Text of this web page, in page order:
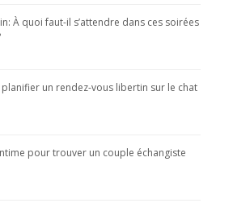
À quoi faut-il s’attendre dans ces soirées
un rendez-vous libertin sur le chat
pour trouver un couple échangiste